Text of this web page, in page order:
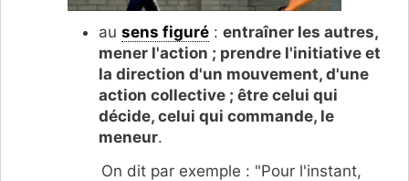
au sens figuré: entraîner les autres,
mener l'action ; prendre l'initiative et
la direction d'un mouvement, d'une
action collective ; être celui qui
décide, celui qui commande, le
meneur.
On dit par exemple : "Pour l'instant,